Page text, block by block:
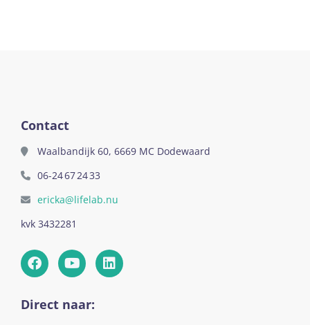
Contact
Waalbandijk 60, 6669 MC Dodewaard
06-24 67 24 33
ericka@lifelab.nu
kvk 3432281
Direct naar: